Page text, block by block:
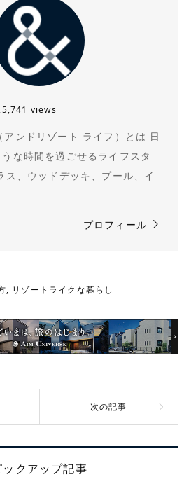
views
アンドリゾート ライフ）とは 日
な時間を過ごせるライフスタ
ス、ウッドデッキ、プール、イ
プロフィール
, リゾートライクな暮らし
ックアップ記事